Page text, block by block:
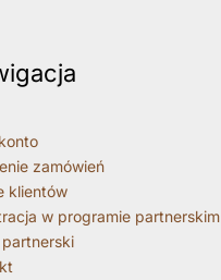
zamówień
klientów
w programie partnerskim
partnerski